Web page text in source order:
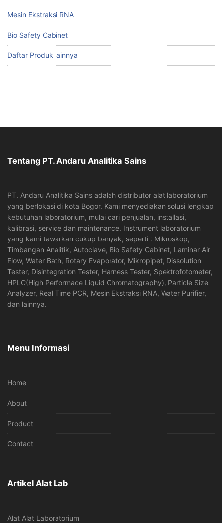
Mesin Ekstraksi RNA
Bio Safety Cabinet
Daftar Produk lainnya
Tentang PT. Andaru Analitika Sains
PT. Andaru Analitika Sains adalah distributor alat laboratorium
yang berlokasi di kota Bogor. Kami menyediakan solusi lengkap
kebutuhan laboratorium, mulai dari penjualan, installasi,
kalibrasi, service dan maintenance. Instrument laboratorium
yang kami tawarkan cukup banyak, seperti : Mikroskop,
Timbangan Analitik, Autoclave, Bio Safety Cabinet, Laminar Air
Flow, Water Bath, Rotary Evaporator, Mikropipet, Dissolution
Tester, Disintegration Tester, Harness Tester, Spektrofotometer,
HPLC(High Performace Liquid Chromatography), Particle Size
Analyzer, Real Time PCR, Mesin Ekstraksi RNA, Water Purifier,
dan lainnya.
Menu Informasi
Home
About
Product
Contact
Artikel Alat Lab
Alat Alat Laboratorium